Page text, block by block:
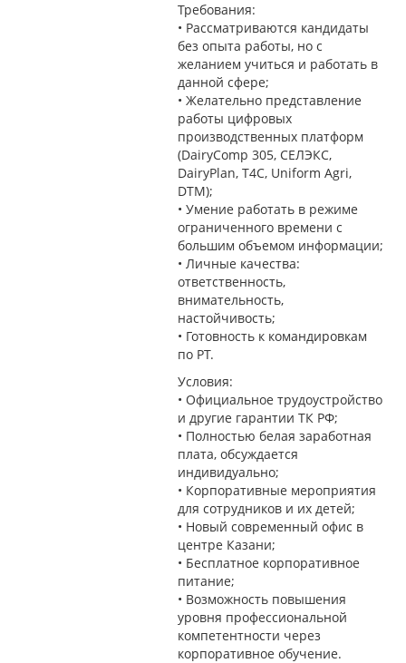
Требования:
• Рассматриваются кандидаты
без опыта работы, но с
желанием учиться и работать в
данной сфере;
• Желательно представление
работы цифровых
производственных платформ
(DairyComp 305, СЕЛЭКС,
DairyPlan, T4C, Uniform Agri,
DTM);
• Умение работать в режиме
ограниченного времени с
большим объемом информации;
• Личные качества:
ответственность,
внимательность,
настойчивость;
• Готовность к командировкам
по РТ.
Условия:
• Официальное трудоустройство
и другие гарантии ТК РФ;
• Полностью белая заработная
плата, обсуждается
индивидуально;
• Корпоративные мероприятия
для сотрудников и их детей;
• Новый современный офис в
центре Казани;
• Бесплатное корпоративное
питание;
• Возможность повышения
уровня профессиональной
компетентности через
корпоративное обучение.